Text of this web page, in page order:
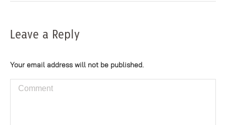
Leave a Reply
Your email address will not be published.
Comment